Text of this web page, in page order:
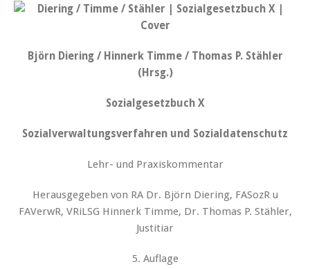
Björn Diering / Hinnerk Timme / Thomas P. Stähler
(Hrsg.)
Sozialgesetzbuch X
Sozialverwaltungsverfahren und Sozialdatenschutz
Lehr- und Praxiskommentar
Herausgegeben von RA Dr. Björn Diering, FASozR u
FAVerwR, VRiLSG Hinnerk Timme, Dr. Thomas P. Stähler,
Justitiar
5. Auflage